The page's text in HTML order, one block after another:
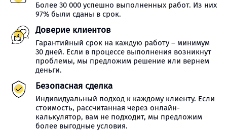
Более 30 000 успешно выполненных работ. Из них
97% были сданы в срок.
Доверие клиентов
Гарантийный срок на каждую работу – минимум
30 дней. Если в процессе выполнения возникнут
проблемы, мы предложим решение или вернем
деньги.
Безопасная сделка
Индивидуальный подход к каждому клиенту. Если
стоимость, рассчитанная через онлайн-
калькулятор, вам не подходит, мы предложим
более выгодные условия.